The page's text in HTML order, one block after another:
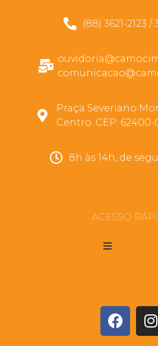
(88) 3621-2123 /
Praça Severiano
Centro. CEP: 62400-
8h às 14h, de
ACESSO